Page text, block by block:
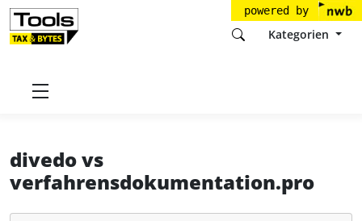
powered by
Kategorien
Startseite
divedovs
verfahrensdokumentation.pro